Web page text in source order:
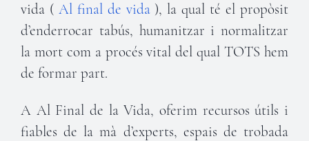
vida ( Al final de vida), la qual té el propòsit
d’enderrocar tabús, humanitzar i normalitzar
la mort com a procés vital del qual TOTS hem
de formar part.
A Al Final de la Vida, oferim recursos útils i
fiables de la mà d’experts, espais de trobada